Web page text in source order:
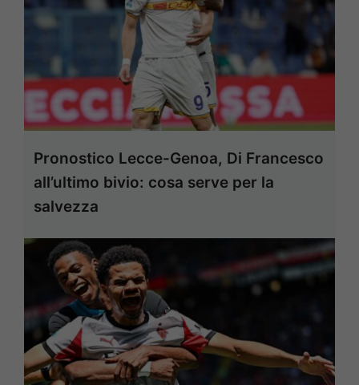
Pronostico Lecce-Genoa, Di Francesco
all’ultimo bivio: cosa serve per la
salvezza